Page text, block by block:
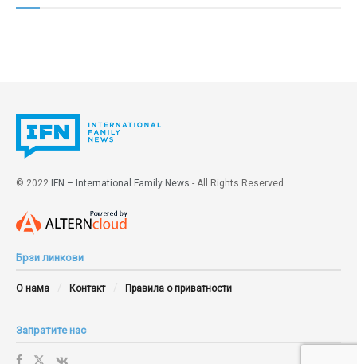
© 2022 IFN – International Family News - All Rights Reserved.
Брзи линкови
О нама Контакт Правила о приватности
Запратите нас